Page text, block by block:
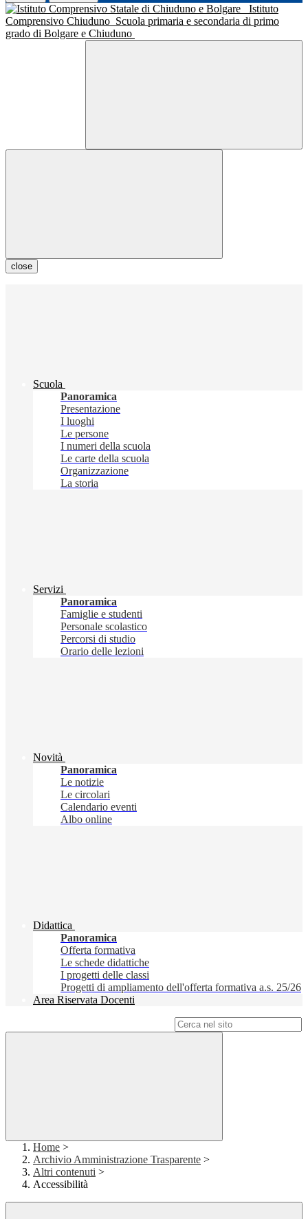
Istituto
Comprensivo Chiuduno Scuola primaria e secondaria di primo
grado di Bolgare e Chiuduno
close
Scuola
Panoramica
Presentazione
I luoghi
Le persone
I numeri della scuola
Le carte della scuola
Organizzazione
La storia
Servizi
Panoramica
Famiglie e studenti
Personale scolastico
Percorsi di studio
Orario delle lezioni
Novità
Panoramica
Le notizie
Le circolari
Calendario eventi
Albo online
Didattica
Panoramica
Offerta formativa
Le schede didattiche
I progetti delle classi
Progetti di ampliamento dell'offerta formativa a.s. 25/26
Area Riservata Docenti
Home >
Archivio Amministrazione Trasparente >
Altri contenuti >
Accessibilità